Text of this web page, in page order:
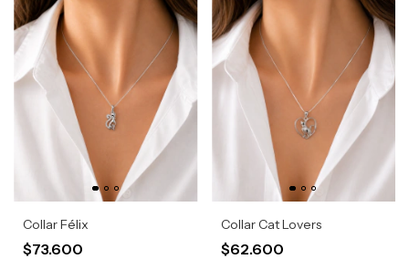
Collar Félix
$73.600
Collar Cat Lovers
$62.600